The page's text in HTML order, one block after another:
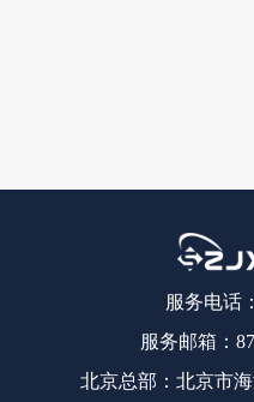
服务电话
服务邮箱：
北京总部：北京市